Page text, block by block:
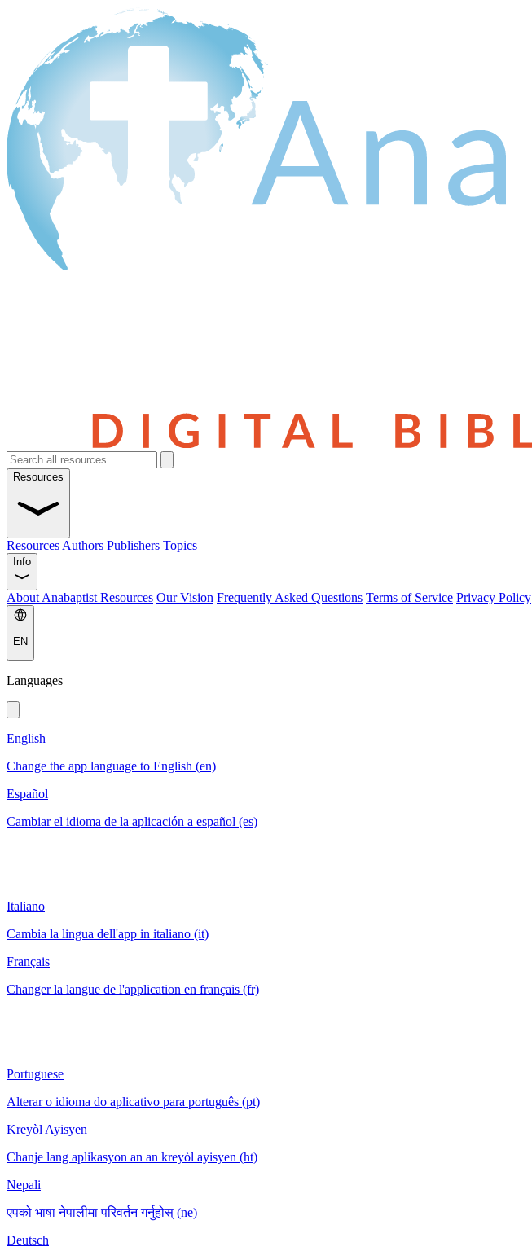
Resources
Resources Authors Publishers Topics
Info
About Anabaptist Resources Our Vision Frequently Asked Questions Terms of Service Privacy Policy
EN
Languages
English
Change the app language to English (en)
Español
Cambiar el idioma de la aplicación a español (es)
Italiano
Cambia la lingua dell'app in italiano (it)
Français
Changer la langue de l'application en français (fr)
Portuguese
Alterar o idioma do aplicativo para português (pt)
Kreyòl Ayisyen
Chanje lang aplikasyon an an kreyòl ayisyen (ht)
Nepali
एपको भाषा नेपालीमा परिवर्तन गर्नुहोस् (ne)
Deutsch